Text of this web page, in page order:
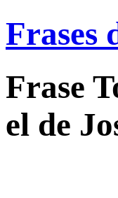
Frases
Frase
el de